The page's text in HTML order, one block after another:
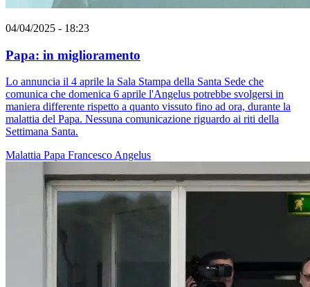
04/04/2025 - 18:23
Papa: in miglioramento
Lo annuncia il 4 aprile la Sala Stampa della Santa Sede che
comunica che domenica 6 aprile l'Angelus potrebbe svolgersi in
maniera differente rispetto a quanto vissuto fino ad ora, durante la
malattia del Papa. Nessuna comunicazione riguardo ai riti della
Settimana Santa.
Malattia Papa Francesco Angelus